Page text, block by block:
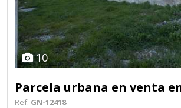
10
Parcela urbana en venta
Ref. GN-12418